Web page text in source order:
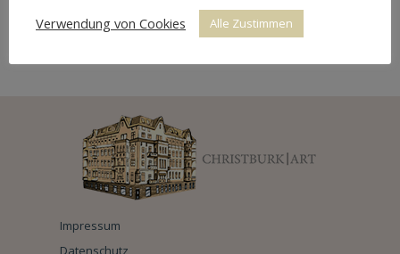
SITZGARNITUR NEORENAISSANCE
Impressum
Datenschutz
Verwendung von Cookies
Alle Zustimmen